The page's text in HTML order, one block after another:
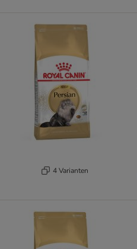
4 Varianten